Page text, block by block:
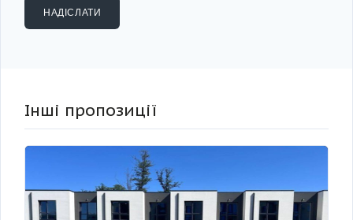
Інші пропозиції